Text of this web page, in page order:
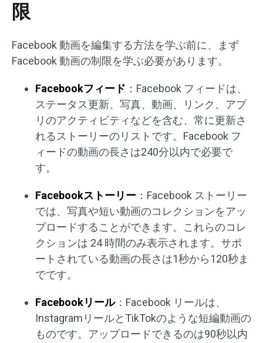
限
Facebook 動画を編集する方法を学ぶ前に、まず
Facebook 動画の制限を学ぶ必要があります。
Facebookフィード ：Facebook フィードは、
ステータス更新、写真、動画、リンク、アプ
リのアクティビティなどを含む、常に更新さ
れるストーリーのリストです。Facebook フ
ィードの動画の長さは240分以内で必要で
す。
Facebookストーリー ：Facebook ストーリー
では、写真や短い動画のコレクションをアッ
プロードすることができます。これらのコレ
クションは 24 時間のみ表示されます。サポ
ートされている動画の長さは1秒から120秒ま
でです。
Facebookリール：Facebook リールは、
InstagramリールとTikTokのような短編動画の
ものです。アップロードできるのは90秒以内